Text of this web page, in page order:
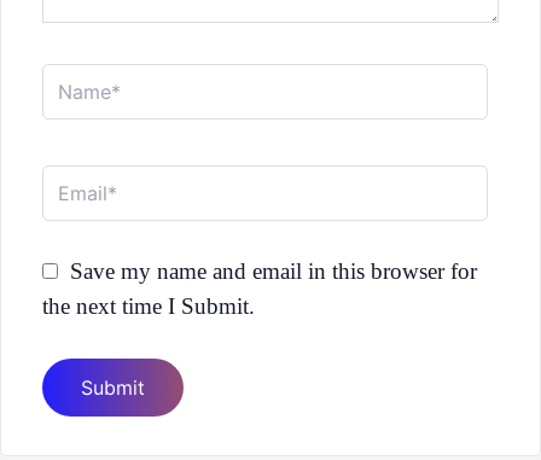
Name*
Email*
Save my name and email in this browser for
the next time I Submit.